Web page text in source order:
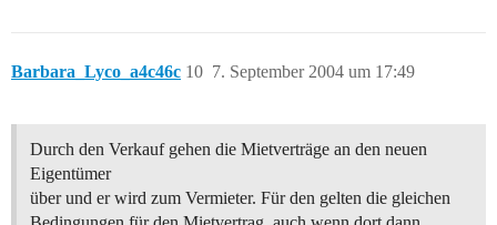
Barbara_Lyco_a4c46c 7. September 2004 um 17:49
10
Durch den Verkauf gehen die Mietverträge an den neuen
Eigentümer
über und er wird zum Vermieter. Für den gelten die gleichen